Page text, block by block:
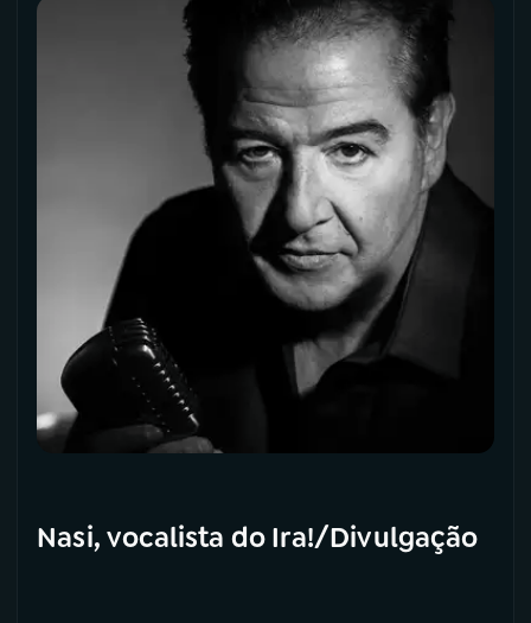
Nasi, vocalista do Ira!/Divulgação